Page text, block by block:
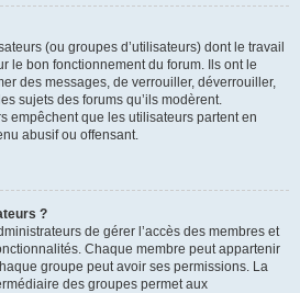
(ou groupes d’utilisateurs) dont le travail
le bon fonctionnement du forum. Ils ont le
des messages, de verrouiller, déverrouiller,
sujets des forums qu’ils modèrent.
empêchent que les utilisateurs partent en
abusif ou offensant.
?
de gérer l’accès des membres et
Chaque membre peut appartenir
groupe peut avoir ses permissions. La
des groupes permet aux